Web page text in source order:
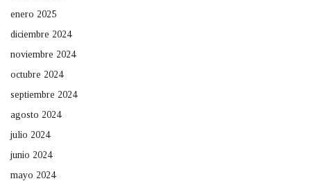
enero 2025
diciembre 2024
noviembre 2024
octubre 2024
septiembre 2024
agosto 2024
julio 2024
junio 2024
mayo 2024